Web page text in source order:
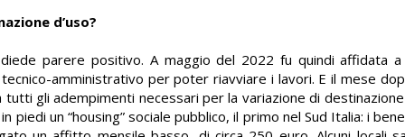
d’uso?
parere positivo. A maggio del 2022 fu quindi affidata a
amministrativo per poter riavviare i lavori. E il mese
gli adempimenti necessari per la variazione di
piedi un “housing” sociale pubblico, il primo nel Sud Italia: i